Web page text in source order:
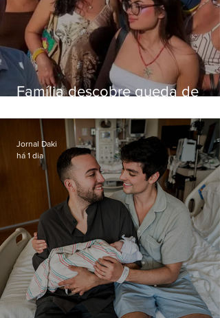
Família descobre queda de
enquanto aguardava segundo
voo
Jornal Daki
há 1 dia